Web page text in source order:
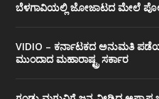
ಬೆಳಗಾವಿಯಲ್ಲಿ ಜೋಜಾಟದ ಮೇಲೆ
VIDIO – ಕರ್ನಾಟಕದ ಅನುಮತಿ
ಮುಂದಾದ ಮಹಾರಾಷ್ಟ್ರ ಸರ್ಕಾರ